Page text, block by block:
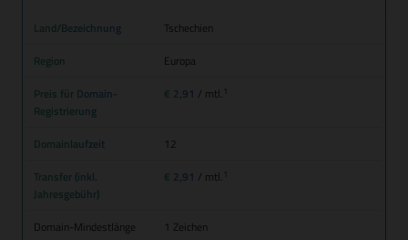
Land/Bezeichnung
Tschechien
Region
Europa
Preis für Domain-
Registrierung
€ 2,91 / mtl.
Domainlaufzeit
12
Transfer (inkl.
Jahresgebühr)
€ 2,91 / mtl.
Domain-Mindestlänge
1 Zeichen